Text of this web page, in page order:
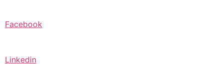
Facebook
Linkedin